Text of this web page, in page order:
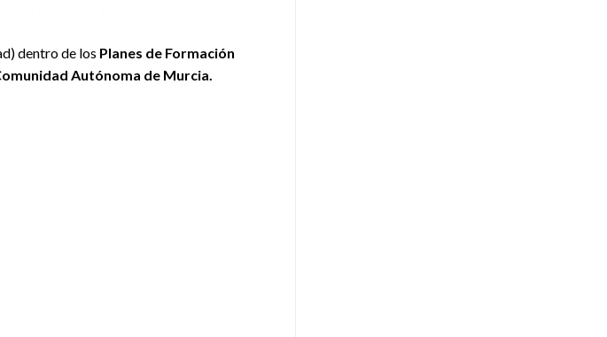
dentro de los Planes de Formación
Autónoma de Murcia.